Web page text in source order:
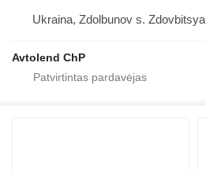
Ukraina, Zdolbunov s. Zdovbitsya
Avtolend ChP